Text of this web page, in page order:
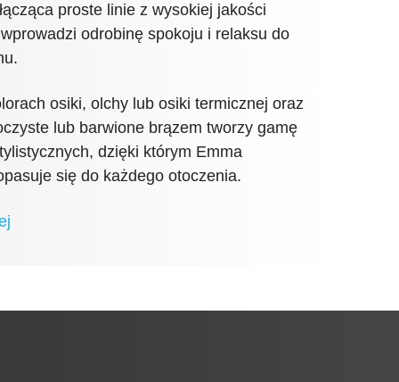
proste linie z wysokiej jakości
odrobinę spokoju i relaksu do
osiki, olchy lub osiki termicznej oraz
lub barwione brązem tworzy gamę
dzięki którym Emma
się do każdego otoczenia.